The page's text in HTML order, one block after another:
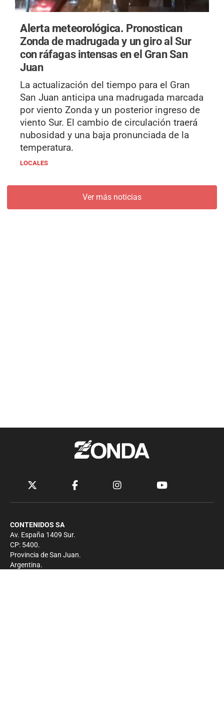
Alerta meteorológica. Pronostican
Zonda de madrugada y un giro al Sur
con ráfagas intensas en el Gran San
Juan
La actualización del tiempo para el Gran
San Juan anticipa una madrugada marcada
por viento Zonda y un posterior ingreso de
viento Sur. El cambio de circulación traerá
nubosidad y una baja pronunciada de la
temperatura.
LOCALES
Ver más noticias
CONTENIDOS SA
Av. España 1409 Sur.
CP: 5400.
Provincia de San Juan.
Argentina.